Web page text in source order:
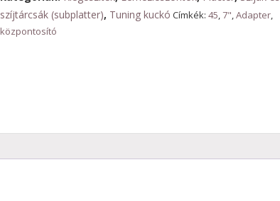
szíjtárcsák (subplatter), Tuning kuckó Címkék:45,7",Adapter,
központosító